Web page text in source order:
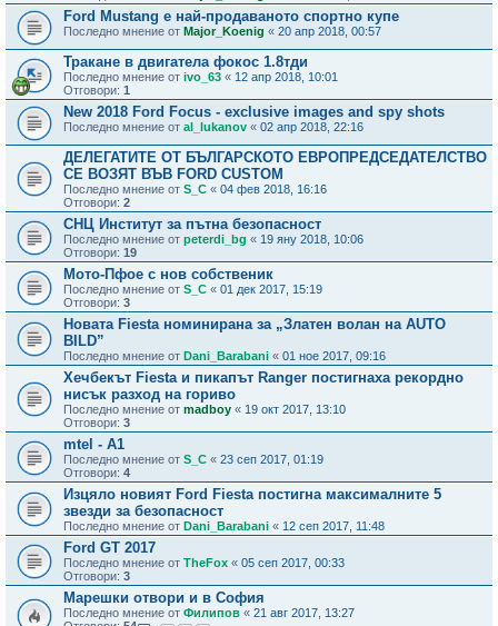
Ford Mustang е най-продаваното спортно купе
Последно мнение от Major_Koenig « 20 апр 2018, 00:57
Тракане в двигатела фокос 1.8тди
Последно мнение от ivo_63 « 12 апр 2018, 10:01
Отговори: 1
New 2018 Ford Focus - exclusive images and spy shots
Последно мнение от al_lukanov « 02 апр 2018, 22:16
ДЕЛЕГАТИТЕ ОТ БЪЛГАРСКОТО ЕВРОПРЕДСЕДАТЕЛСТВО
СЕ ВОЗЯТ ВЪВ FORD CUSTOM
Последно мнение от S_C « 04 фев 2018, 16:16
Отговори: 2
СНЦ Институт за пътна безопасност
Последно мнение от peterdi_bg « 19 яну 2018, 10:06
Отговори: 19
Мото-Пфое с нов собственик
Последно мнение от S_C « 01 дек 2017, 15:19
Отговори: 3
Новата Fiesta номиниранa за „Златен волан на AUTO
BILD”
Последно мнение от Dani_Barabani « 01 ное 2017, 09:16
Хечбекът Fiesta и пикапът Ranger постигнаха рекордно
нисък разход на гориво
Последно мнение от madboy « 19 окт 2017, 13:10
Отговори: 3
mtel - A1
Последно мнение от S_C « 23 сеп 2017, 01:19
Отговори: 4
Изцяло новият Ford Fiesta постигна максималните 5
звезди за безопасност
Последно мнение от Dani_Barabani « 12 сеп 2017, 11:48
Ford GT 2017
Последно мнение от TheFox « 05 сеп 2017, 00:33
Отговори: 3
Марешки отвори и в София
Последно мнение от Филипов « 21 авг 2017, 13:27